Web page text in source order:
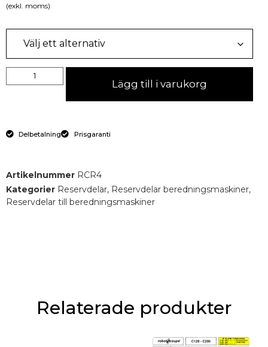
(exkl. moms)
Lägg till i varukorg
Delbetalning Prisgaranti
Artikelnummer RCR4
Kategorier Reservdelar, Reservdelar beredningsmaskiner,
Reservdelar till beredningsmaskiner
Relaterade produkter